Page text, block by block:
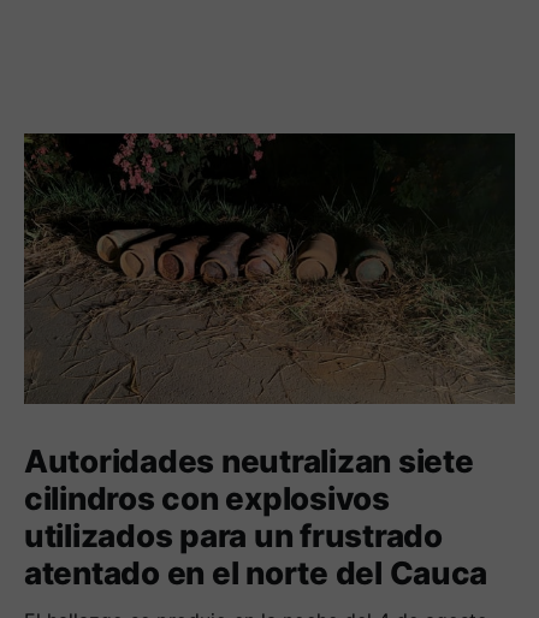
Autoridades neutralizan siete
cilindros con explosivos
utilizados para un frustrado
atentado en el norte del Cauca